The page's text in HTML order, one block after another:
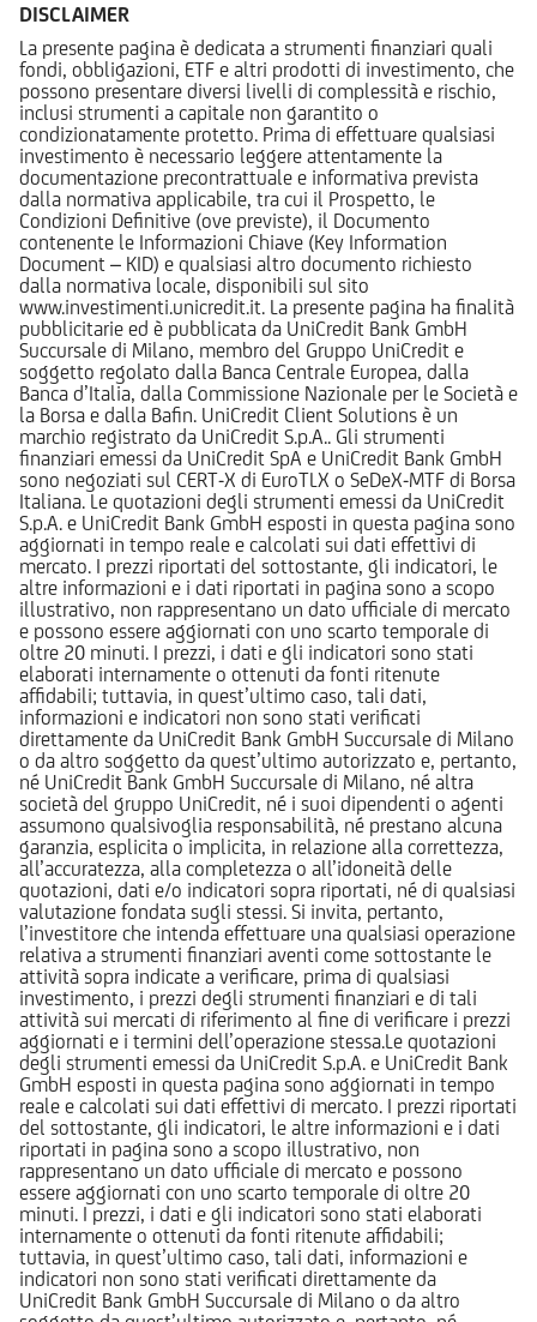
DISCLAIMER
La presente pagina è dedicata a strumenti finanziari quali
fondi, obbligazioni, ETF e altri prodotti di investimento, che
possono presentare diversi livelli di complessità e rischio,
inclusi strumenti a capitale non garantito o
condizionatamente protetto. Prima di effettuare qualsiasi
investimento è necessario leggere attentamente la
documentazione precontrattuale e informativa prevista
dalla normativa applicabile, tra cui il Prospetto, le
Condizioni Definitive (ove previste), il Documento
contenente le Informazioni Chiave (Key Information
Document – KID) e qualsiasi altro documento richiesto
dalla normativa locale, disponibili sul sito
www.investimenti.unicredit.it. La presente pagina ha finalità
pubblicitarie ed è pubblicata da UniCredit Bank GmbH
Succursale di Milano, membro del Gruppo UniCredit e
soggetto regolato dalla Banca Centrale Europea, dalla
Banca d’Italia, dalla Commissione Nazionale per le Società e
la Borsa e dalla Bafin. UniCredit Client Solutions è un
marchio registrato da UniCredit S.p.A.. Gli strumenti
finanziari emessi da UniCredit SpA e UniCredit Bank GmbH
sono negoziati sul CERT-X di EuroTLX o SeDeX-MTF di Borsa
Italiana. Le quotazioni degli strumenti emessi da UniCredit
S.p.A. e UniCredit Bank GmbH esposti in questa pagina sono
aggiornati in tempo reale e calcolati sui dati effettivi di
mercato. I prezzi riportati del sottostante, gli indicatori, le
altre informazioni e i dati riportati in pagina sono a scopo
illustrativo, non rappresentano un dato ufficiale di mercato
e possono essere aggiornati con uno scarto temporale di
oltre 20 minuti. I prezzi, i dati e gli indicatori sono stati
elaborati internamente o ottenuti da fonti ritenute
affidabili; tuttavia, in quest’ultimo caso, tali dati,
informazioni e indicatori non sono stati verificati
direttamente da UniCredit Bank GmbH Succursale di Milano
o da altro soggetto da quest’ultimo autorizzato e, pertanto,
né UniCredit Bank GmbH Succursale di Milano, né altra
società del gruppo UniCredit, né i suoi dipendenti o agenti
assumono qualsivoglia responsabilità, né prestano alcuna
garanzia, esplicita o implicita, in relazione alla correttezza,
all’accuratezza, alla completezza o all’idoneità delle
quotazioni, dati e/o indicatori sopra riportati, né di qualsiasi
valutazione fondata sugli stessi. Si invita, pertanto,
l’investitore che intenda effettuare una qualsiasi operazione
relativa a strumenti finanziari aventi come sottostante le
attività sopra indicate a verificare, prima di qualsiasi
investimento, i prezzi degli strumenti finanziari e di tali
attività sui mercati di riferimento al fine di verificare i prezzi
aggiornati e i termini dell’operazione stessa.Le quotazioni
degli strumenti emessi da UniCredit S.p.A. e UniCredit Bank
GmbH esposti in questa pagina sono aggiornati in tempo
reale e calcolati sui dati effettivi di mercato. I prezzi riportati
del sottostante, gli indicatori, le altre informazioni e i dati
riportati in pagina sono a scopo illustrativo, non
rappresentano un dato ufficiale di mercato e possono
essere aggiornati con uno scarto temporale di oltre 20
minuti. I prezzi, i dati e gli indicatori sono stati elaborati
internamente o ottenuti da fonti ritenute affidabili;
tuttavia, in quest’ultimo caso, tali dati, informazioni e
indicatori non sono stati verificati direttamente da
UniCredit Bank GmbH Succursale di Milano o da altro